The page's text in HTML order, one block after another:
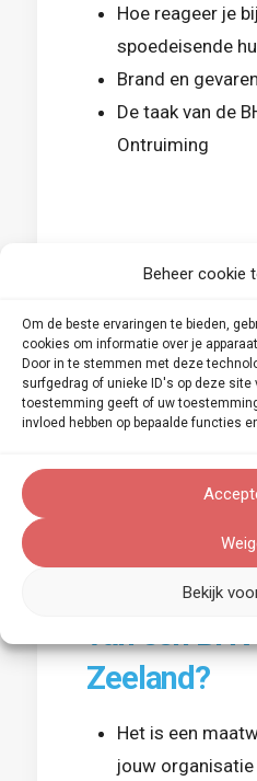
Beheer cookie
Om de beste ervaringen te bieden,
cookies om informatie over je
Door in te stemmen met deze
surfgedrag of unieke ID's op deze site
toestemming geeft of uw
invloed hebben op bepaalde functies
Bekijk
Hoe reageer je
spoedeisende
Brand en
De taak van de
Ontruiming
Wat zijn de
van een
Zeeland?
Het is een
jouw organisatie